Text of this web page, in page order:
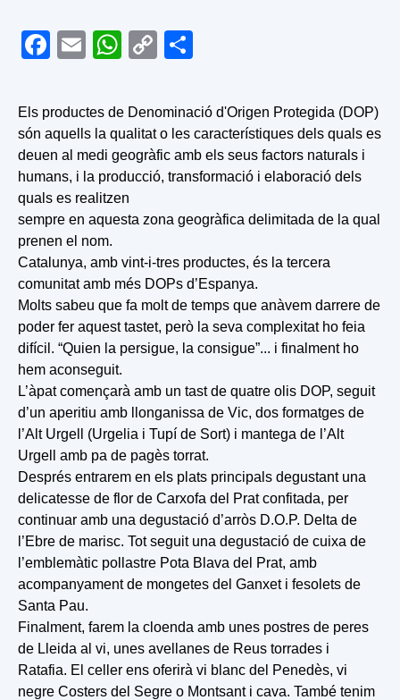
Facebook
EmailWhatsApp
Copy
Els productes de Denominació d'Origen Protegida (DOP)
són aquells la qualitat o les característiques dels quals es
deuen al medi geogràfic amb els seus factors naturals i
humans, i la producció, transformació i elaboració dels
quals es realitzen
sempre en aquesta zona geogràfica delimitada de la qual
prenen el nom.
Catalunya, amb vint-i-tres productes, és la tercera
comunitat amb més DOPs d’Espanya.
Molts sabeu que fa molt de temps que anàvem darrere de
poder fer aquest tastet, però la seva complexitat ho feia
difícil. “Quien la persigue, la consigue”... i finalment ho
hem aconseguit.
L’àpat començarà amb un tast de quatre olis DOP, seguit
d’un aperitiu amb llonganissa de Vic, dos formatges de
l’Alt Urgell (Urgelia i Tupí de Sort) i mantega de l’Alt
Urgell amb pa de pagès torrat.
Després entrarem en els plats principals degustant una
delicatesse de flor de Carxofa del Prat confitada, per
continuar amb una degustació d’arròs D.O.P. Delta de
l’Ebre de marisc. Tot seguit una degustació de cuixa de
l’emblemàtic pollastre Pota Blava del Prat, amb
acompanyament de mongetes del Ganxet i fesolets de
Santa Pau.
Finalment, farem la cloenda amb unes postres de peres
de Lleida al vi, unes avellanes de Reus torrades i
Ratafia. El celler ens oferirà vi blanc del Penedès, vi
negre Costers del Segre o Montsant i cava. També tenim